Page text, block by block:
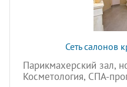
Сеть салонов
Парикмахерский зал,
Косметология, СПА-